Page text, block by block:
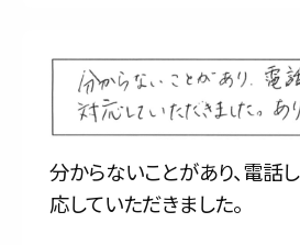
会社紹介
分からないことがあり、電話
応していただきました。